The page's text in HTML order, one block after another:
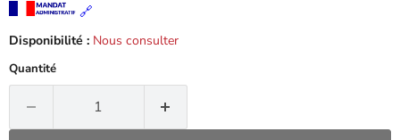
🔗
Disponibilité : Nous consulter
Quantité